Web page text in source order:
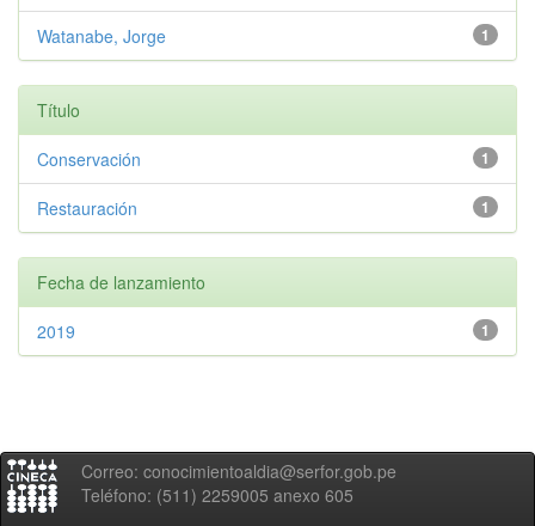
1
Watanabe, Jorge
Título
1
Conservación
1
Restauración
Fecha de lanzamiento
1
2019
Correo: conocimientoaldia@serfor.gob.pe
Teléfono: (511) 2259005 anexo 605